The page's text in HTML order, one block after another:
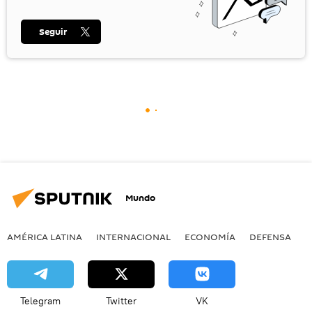
Seguir
Mundo
AMÉRICA LATINA INTERNACIONAL ECONOMÍA DEFENSA
Telegram Twitter VK